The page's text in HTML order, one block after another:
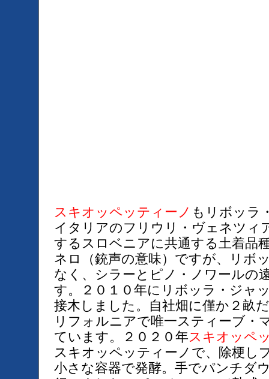
スキオッペッティーノ もリボッラ
イタリアのフリウリ・ヴェネツィ
するスロベニアに共通する土着品
ネロ（銃声の意味）ですが、リボ
なく、シラーとピノ・ノワールの
す。２０１０年にリボッラ・ジャ
接木しました。自社畑に僅か２畝
リフォルニアで唯一スティーブ・
ています。２０２０年スキオッペ
スキオッペッティーノで、除梗し
小さな容器で発酵。手でパンチダ